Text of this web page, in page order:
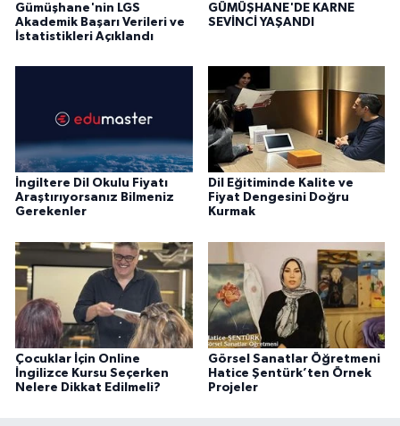
Gümüşhane'nin LGS
Akademik Başarı Verileri ve
İstatistikleri Açıklandı
GÜMÜŞHANE'DE KARNE
SEVİNCİ YAŞANDI
İngiltere Dil Okulu Fiyatı
Araştırıyorsanız Bilmeniz
Gerekenler
Dil Eğitiminde Kalite ve
Fiyat Dengesini Doğru
Kurmak
Çocuklar İçin Online
İngilizce Kursu Seçerken
Nelere Dikkat Edilmeli?
Görsel Sanatlar Öğretmeni
Hatice Şentürk’ten Örnek
Projeler